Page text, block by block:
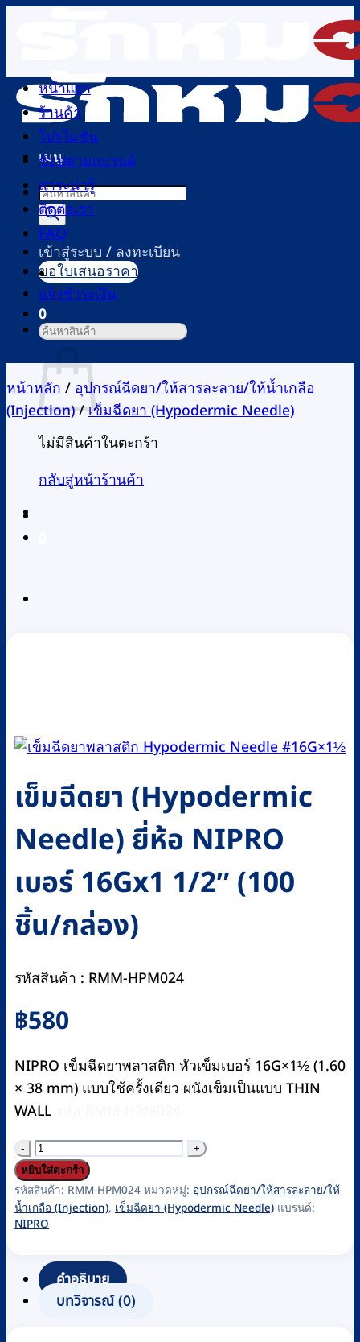
เนื้อหา
เมนู
Products
search
เข้าสู่ระบบ / ลงทะเบียน
0
ตะกร้าสินค้า
ไม่มีสินค้าในตะกร้า
กลับสู่หน้าร้านค้า
หน้าแรก
ร้านค้า
โปรโมชัน
ช้อปตามแบรนด์
สาระน่ารู้
ติดต่อเรา
FAQ
ขอใบเสนอราคา
แจ้งชำระเงิน
ค้นหา:
หน้าหลัก/อุปกรณ์ฉีดยา/ให้สารละลาย/ให้น้ำเกลือ
(Injection)/เข็มฉีดยา (Hypodermic Needle)
เข็มฉีดยา (Hypodermic
Needle) ยี่ห้อ NIPRO
เบอร์ 16Gx1 1/2″ (100
ชิ้น/กล่อง)
รหัสสินค้า : RMM-HPM024
฿580
NIPRO เข็มฉีดยาพลาสติก หัวเข็มเบอร์ 16G×1½ (1.60
× 38 mm) แบบใช้ครั้งเดียว ผนังเข็มเป็นแบบ THIN
WALL
จำนวน
เข็ม
ฉีดยา
(Hypodermic
Needle)
ยี่ห้อ
NIPRO
เบอร์
หยิบใส่ตะกร้า
รหัสสินค้า: RMM-HPM024 หมวดหมู่: อุปกรณ์ฉีดยา/ให้สารละลาย/ให้
น้ำเกลือ (Injection), เข็มฉีดยา (Hypodermic Needle) แบรนด์:
NIPRO
คำอธิบาย
บทวิจารณ์ (0)